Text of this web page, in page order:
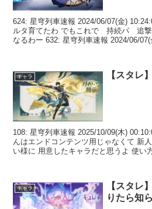
624: 星穹列車速報 2024/06/07(金)
ルタ育てたわ でもこれで 持続パ 追
なるわー 632: 星穹列車速報 2024/06/07(
キャラ 【スタレ
108: 星穹列車速報 2025/10/09(木)
んはエンドコンテンツ用じゃなくて 新
い様に 用意したキャラだと思うよ 使い
キャラ
【スタレ
りたら知